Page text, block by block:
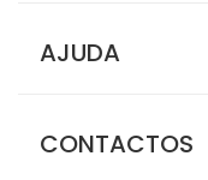
AJUDA
CONTACTOS